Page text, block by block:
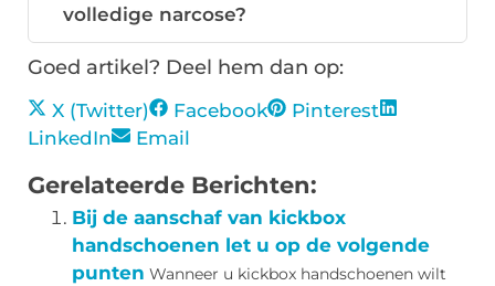
volledige narcose?
Goed artikel? Deel hem dan op:
X (Twitter) Facebook
Pinterest
LinkedIn
Email
Gerelateerde Berichten:
Bij de aanschaf van kickbox
handschoenen let u op de volgende
punten Wanneer u kickbox handschoenen wilt